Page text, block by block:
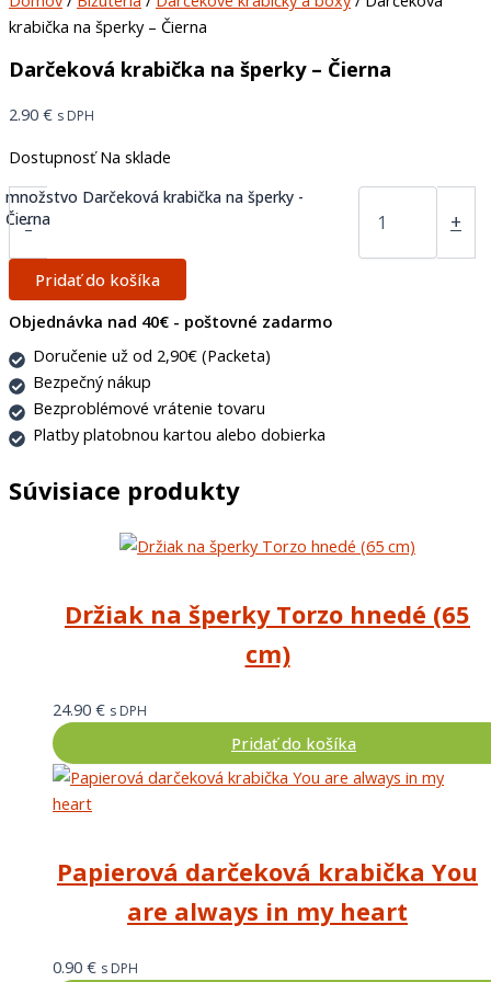
krabička na šperky – Čierna
Darčeková krabička na šperky – Čierna
2.90 € s DPH
Dostupnosť Na sklade
-
množstvo Darčeková krabička na šperky -
Čierna
+
Pridať do košíka
Objednávka nad 40€ - poštovné zadarmo
Doručenie už od 2,90€ (Packeta)
Bezpečný nákup
Bezproblémové vrátenie tovaru
Platby platobnou kartou alebo dobierka
Súvisiace produkty
Držiak na šperky Torzo hnedé (65
cm)
24.90 € s DPH
Pridať do košíka
Papierová darčeková krabička You
are always in my heart
0.90 € s DPH